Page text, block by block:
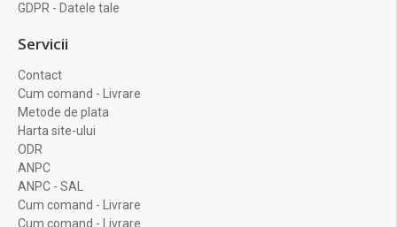
GDPR - Datele tale
Servicii
Contact
Cum comand - Livrare
Metode de plata
Harta site-ului
ODR
ANPC
ANPC - SAL
Cum comand - Livrare
Cum comand - Livrare